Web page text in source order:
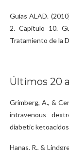
Guías ALAD.
2. Capítulo 10.
Tratamiento de la
Últimos 20
Grimberg, A., &
intravenous
diabetic
Hanas, R., &